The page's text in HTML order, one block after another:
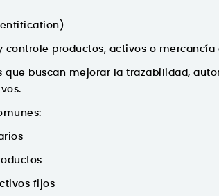
controle productos, activos o
que buscan mejorar la trazabilidad,
fijos